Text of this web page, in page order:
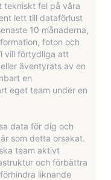
tekniskt fel på våra
lett till dataförlust
10 månaderna,
foton och
vill förtydliga att
äventyrats av en
en
eget team under en
data för dig och
som detta orsakat.
team aktivt
och förbättra
liknande